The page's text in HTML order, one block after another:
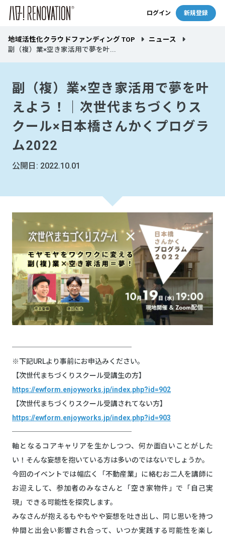
ログイン 新規登録
地域活性化クラウドファンディング TOP
ニュース
副（複）業×空き家活用で夢を叶...
副（複）業×空き家活用で夢を叶
えよう！｜次世代まちづくりス
クール×日本橋さんかくプログラ
ム2022
公開日: 2022.10.01
─────────────────
※下記URLより事前にお申込みください。
【次世代まちづくりスクール受講生の方】
https://ewform.enjoyworks.jp/index.php?id=902
【次世代まちづくりスクール受講されてない方】
https://ewform.enjoyworks.jp/index.php?id=903
─────────────────
軸となるコアキャリアを生かしつつ、何か面白いことがした
い！そんな妄想を抱いている方は多いのではないでしょうか。
今回のイベントでは幅広く「不動産業」に絡むお二人を講師に
お迎えして、参加者のみなさんと「空き家物件」で「自己実
現」できる可能性を探究します。
みなさんが抱えるもやもやや妄想を吐き出し、同じ思いを持つ
仲間と出会い影響され合って、いつか実践する可能性を楽し